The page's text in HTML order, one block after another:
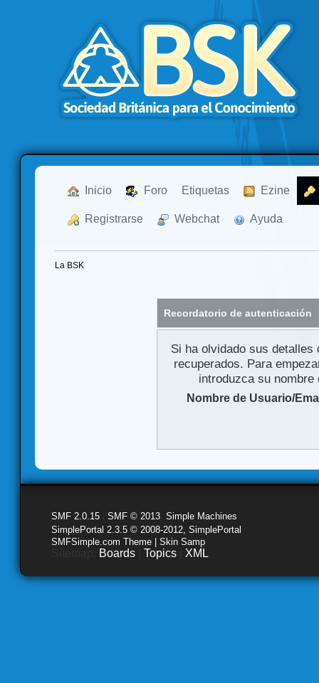
Inicio Foro Etiquetas Ezine
Registrarse Webchat Ayuda
La BSK
Recordatorio de autenticación
Si ha olvidado sus
recuperados. Para
introduzca su
Nombre de Usuario/
SMF 2.0.15 SMF © 2013 Simple Machines
SimplePortal 2.3.5 © 2008-2012, SimplePortal
SMFSimple.com Theme | Skin Samp
Boards Topics XML